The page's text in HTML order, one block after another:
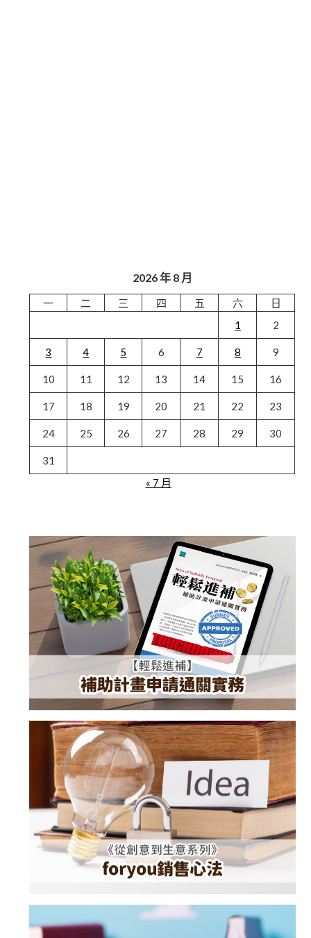
2026 年 8 月
一 二 三 四 五 六
日
1
2
3 4 5 6 7 8 9
10 11 12 13 14 15 16
17 18 19 20 21 22 23
24 25 26 27 28 29 30
31
« 7 月